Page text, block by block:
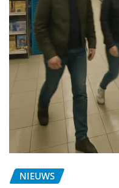
NIEUWS